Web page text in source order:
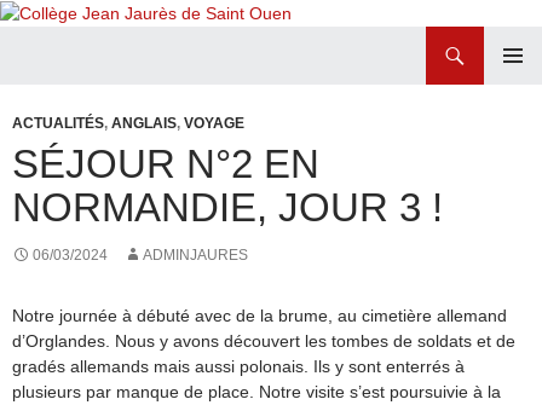
CONTENU
ACTUALITÉS, ANGLAIS, VOYAGE
SÉJOUR N°2 EN
NORMANDIE, JOUR 3 !
06/03/2024 ADMINJAURES
Notre journée à débuté avec de la brume, au cimetière allemand
d’Orglandes. Nous y avons découvert les tombes de soldats et de
gradés allemands mais aussi polonais. Ils y sont enterrés à
plusieurs par manque de place. Notre visite s’est poursuivie à la